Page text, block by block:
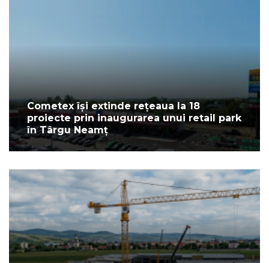
Cometex își extinde rețeaua la 18
proiecte prin inaugurarea unui retail park
în Târgu Neamț